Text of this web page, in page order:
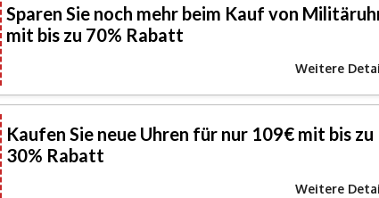
Sparen Sie noch mehr beim Kauf von
mit bis zu 70% Rabatt
Weitere
Kaufen Sie neue Uhren für nur 109€ mit bis zu
30% Rabatt
Weitere